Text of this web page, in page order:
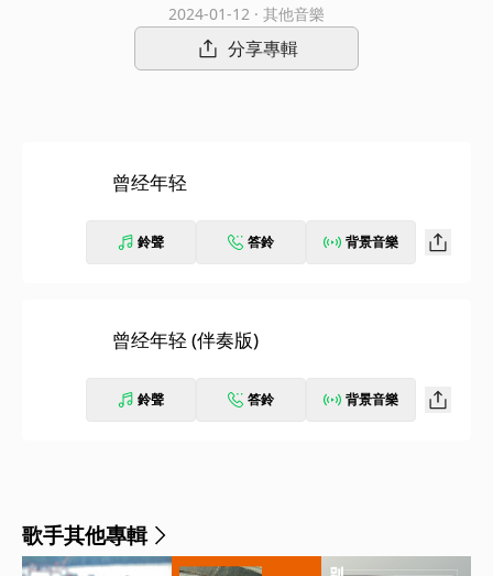
2024-01-12 · 其他音樂
分享專輯
曾经年轻
鈴聲 答鈴 背景音樂
曾经年轻 (伴奏版)
鈴聲 答鈴 背景音樂
歌手其他專輯